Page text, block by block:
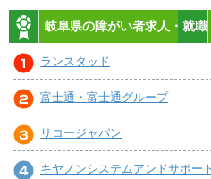
岐阜県の障がい者求人・就
ランスタッド
富士通・富士通グループ
リコージャパン
キヤノンシステムアンドサポート